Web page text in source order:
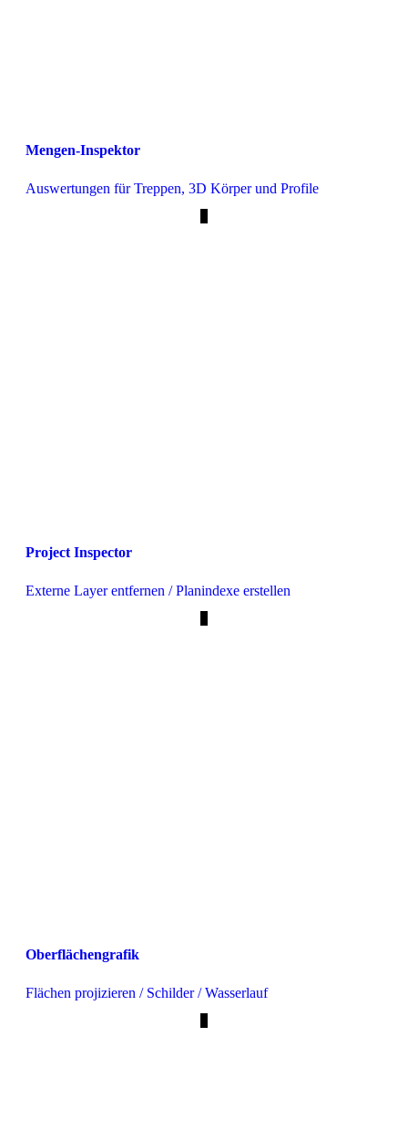
Mengen-Inspektor
Auswertungen für Treppen, 3D Körper und Profile
Project Inspector
Externe Layer entfernen / Planindexe erstellen
Oberflächengrafik
Flächen projizieren / Schilder / Wasserlauf